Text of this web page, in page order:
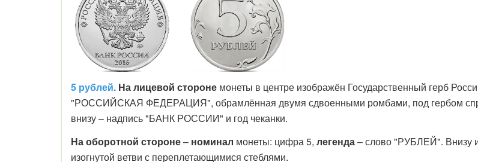
5 рублей. На лицевой стороне монеты в центре изображён Государственный герб
"РОССИЙСКАЯ ФЕДЕРАЦИЯ", обрамлённая двумя сдвоенными ромбами, под гербом
внизу – надпись "БАНК РОССИИ" и год чеканки.
На оборотной стороне– номинал монеты: цифра 5, легенда– слово "РУБЛЕЙ". Внизу
изогнутой ветви с переплетающимися стеблями.